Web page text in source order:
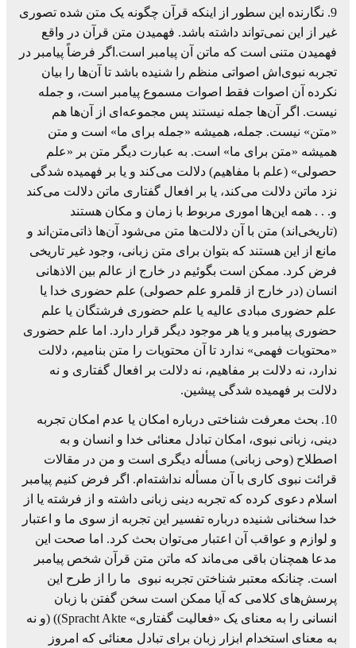
9. نگارنده این سطور از اینکه قرآن چگونه یک متن شده تصوری
غیر از این نمی‌تواند داشته باشد. فهمیدن متن قرآن در واقع
فهمیدن متنی است که ماتن آن پیامبر است.اگر فرضاً پیامبر در
تجربه نبوی‌اش اصواتی منظم را شنیده باشد تا آن‌ها را بیان
نکرده آن اصوات فقط اصوات مسموع پیامبر است، و جمله
نیست. اگر آن‌ها جمله نیستند پس مجموعه‌ای از آن‌ها هم
«متن» نیست. جمله، همیشه «جمله برای ما» است و متن
همیشه «متن برای ما» است. به عبارت دیگر متن بر «علم
حصولی» (علم با مفاهیم) دلالت می‌کند و یا بر فهمیده شدگی
نزد ماتن دلالت می‌کند، یا بر افعال گفتاری ماتن دلالت می‌کند
و. . . همه این‌ها اموری مربوط با زمان و مکان هستند
(تاریخی‌اند) متن با آن دلالت‌ها متن می‌شود آن‌ها ذاتی‌متن‌اند و
مانع از این هستند که بتوان برای متن زبانی، وجود غیر تاریخی
فرض کرد. ممکن است بگوئیم در خارج از عالم بین الاذهانی
انسان (در خارج از قلمرو علم حصولی) علم حضوری خدا یا
علم حضوری مبادی عالیه یا علم حضوری فرشتگان یا علم
حضوری پیامبر و یا هر موجود دیگر قرار دارد. اما علم حضوری
«محتویات فهمی» ندارد تا آن محتویات را متن بنامیم، دلالت
ندارد، نه دلالت بر مفاهیم، نه دلالت بر افعال گفتاری و نه
دلالت بر فهمیده شدگی پیشین.
10. بحث معرفت شناختی درباره امکان یا عدم امکان تجربه
دینی، زبانی نبوی، امکان تبادل معنائی خدا و انسان و به
اصطلاح (وحی زبانی) مسأله دیگری است و من در مقالات
قرائت نبوی کاری با آن مسأله نداشته‌ام. اگر فرض کنیم پیامبر
اسلام دعوی کرده که تجربه دینی زبانی داشته و از فرشته یا از
خدا سخنانی شنیده درباره تفسیر این تجربه از سوی ما و اعتبار
و لوازم و عواقب آن اعتبار می‌توان بحث کرد. اما صحت این
مدعا همچنان باقی می‌ماند که ماتن متن قرآن شخص پیامبر
است. چنانکه معتبر شناختن تجربه نبوی ما را از طرح این
پرسش‌های کلامی که آیا ممکن است سخن گفتن با زبان
انسانی را به معنای یک «فعالیت گفتاری» Spracht Akte)) (و نه
به معنای استخدام ابزار زبان برای تبادل معنائی که امروز